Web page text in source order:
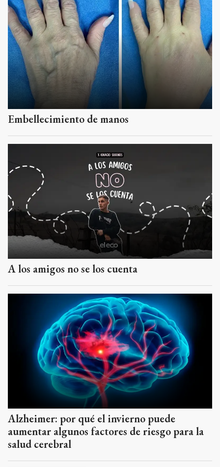
Embellecimiento de manos
A los amigos no se los cuenta
Alzheimer: por qué el invierno puede
aumentar algunos factores de riesgo para la
salud cerebral